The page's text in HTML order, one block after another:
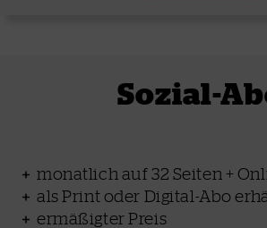
Sozial-
monatlich auf 32 Seiten +
als Print oder Digital-Abo
ermäßigter Preis